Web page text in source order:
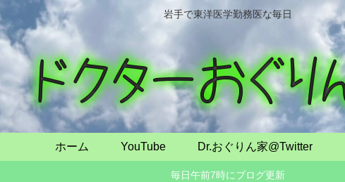
岩手で東洋医学勤務医な毎日
ホーム YouTube Dr.おぐりん家@Twitter
毎日午前7時にブログ更新